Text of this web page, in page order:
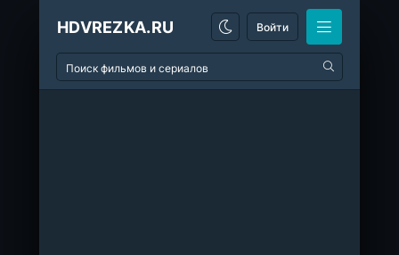
HDVREZKA.RU Войти